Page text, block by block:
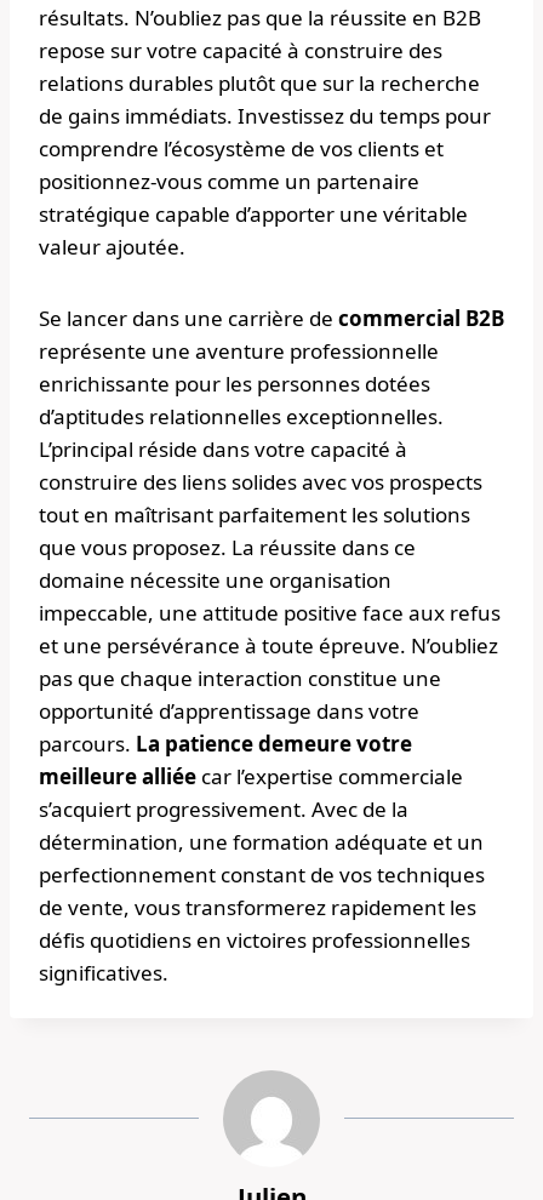
résultats. N’oubliez pas que la réussite en B2B
repose sur votre capacité à construire des
relations durables plutôt que sur la recherche
de gains immédiats. Investissez du temps pour
comprendre l’écosystème de vos clients et
positionnez-vous comme un partenaire
stratégique capable d’apporter une véritable
valeur ajoutée.
Se lancer dans une carrière de commercial B2B
représente une aventure professionnelle
enrichissante pour les personnes dotées
d’aptitudes relationnelles exceptionnelles.
L’principal réside dans votre capacité à
construire des liens solides avec vos prospects
tout en maîtrisant parfaitement les solutions
que vous proposez. La réussite dans ce
domaine nécessite une organisation
impeccable, une attitude positive face aux refus
et une persévérance à toute épreuve. N’oubliez
pas que chaque interaction constitue une
opportunité d’apprentissage dans votre
parcours. La patience demeure votre
meilleure alliée car l’expertise commerciale
s’acquiert progressivement. Avec de la
détermination, une formation adéquate et un
perfectionnement constant de vos techniques
de vente, vous transformerez rapidement les
défis quotidiens en victoires professionnelles
significatives.